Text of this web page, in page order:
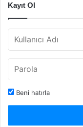
Kayıt Ol
Beni hatırla